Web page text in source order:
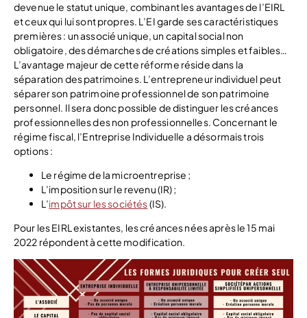
devenue le statut unique, combinant les avantages de l’EIRL
et ceux qui lui sont propres. L’EI garde ses caractéristiques
premières : un associé unique, un capital social non
obligatoire, des démarches de créations simples et faibles…
L’avantage majeur de cette réforme réside dans la
séparation des patrimoines. L’entrepreneur individuel peut
séparer son patrimoine professionnel de son patrimoine
personnel. Il sera donc possible de distinguer les créances
professionnelles des non professionnelles. Concernant le
régime fiscal, l’Entreprise Individuelle a désormais trois
options :
Le régime de la microentreprise ;
L’imposition sur le revenu (IR) ;
L’impôt sur les sociétés(IS).
Pour les EIRL existantes, les créances nées après le 15 mai
2022 répondent à cette modification.